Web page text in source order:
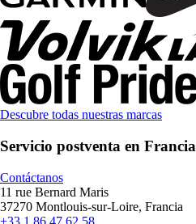
Descubre todas nuestras marcas
Servicio postventa en Francia
Contáctanos
11 rue Bernard Maris
37270 Montlouis-sur-Loire, Francia
+33 1 86 47 62 58